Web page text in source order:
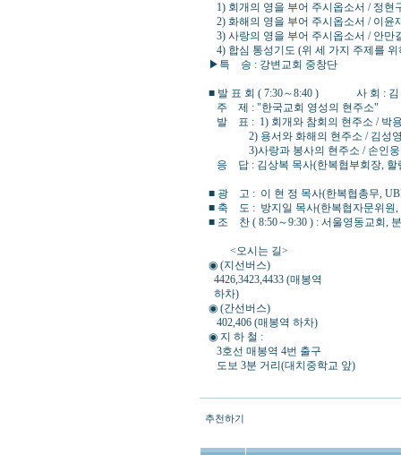
1) 회개의 영을 부어 주시옵소서 / 정현
2) 화해의 영을 부어 주시옵소서 / 이윤
3) 사랑의 영을 부어 주시옵소서 / 안만
4) 합심 통성기도 (위 세
▶특 송 : 강변교회 중창단
■ 발 표 회 ( 7:30～8:40 ) 사 회 : 김
주 제 : "한국교회 영성의 현주소"
발 표 : 1) 회개와 참회의 현주소 / 박
2) 용서와 화해의 현주소 / 김성영
3)사랑과 봉사의 현주소 / 손인웅
응 답 : 김상복 목사(한복협부회장, 할
■ 광 고 : 이 현 정 목사(한복협총무,
■ 축 도 : 방지일 목사(한복협자문위원,
■ 조 찬 ( 8:50～9:30 ) : 서울영동교회,
<오시는 길>
◉ (지선버스)
4426,3423,4433 (매봉역
하차)
◉ (간선버스)
402,406 (매봉역 하차)
◉ 지 하 철 :
3호선 매봉역 4번 출구
도보 3분 거리(대치중학교 앞)
추천하기